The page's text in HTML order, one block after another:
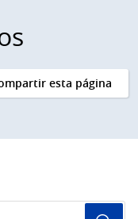
esta página